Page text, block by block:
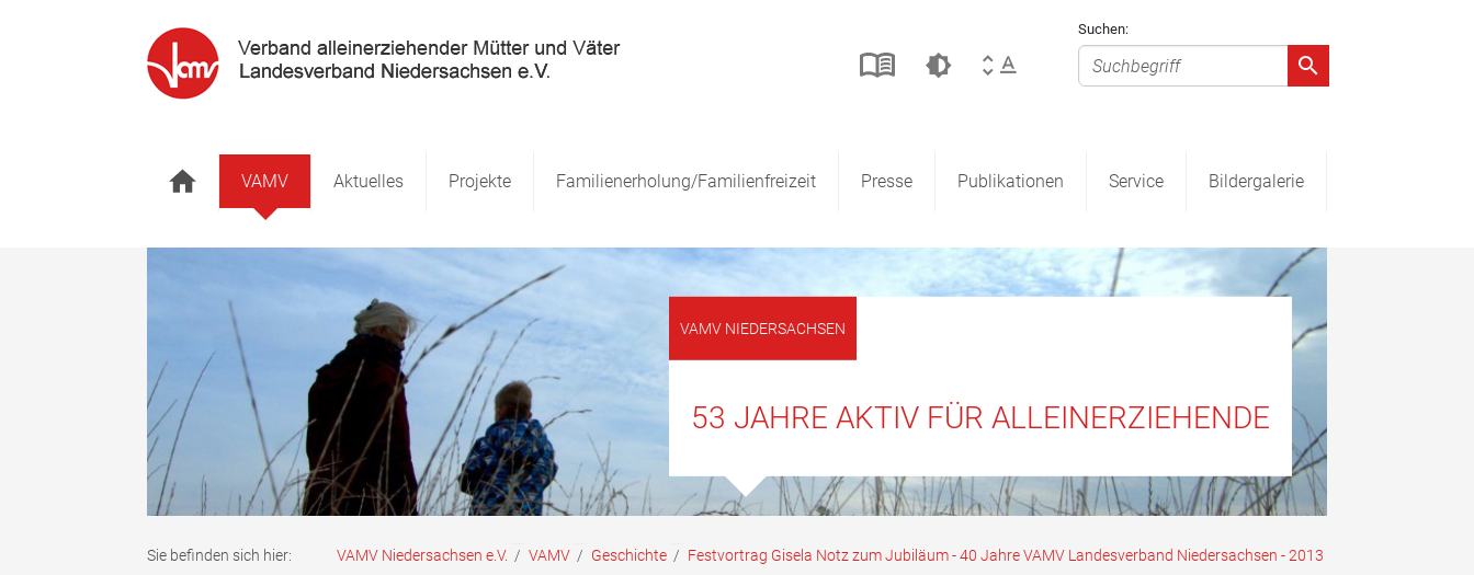
Suchen:
Startseite
VAMV Aktuelles Projekte Familienerholung/Familienfreizeit Presse Publikationen Service Bildergalerie
VAMV NIEDERSACHSEN
53 JAHRE AKTIV FÜR ALLEINERZIEHENDE
Sie befinden sich hier: VAMV Niedersachsen e.V. / VAMV / Geschichte / Festvortrag Gisela Notz zum Jubiläum - 40 Jahre VAMV Landesverband Niedersachsen - 2013